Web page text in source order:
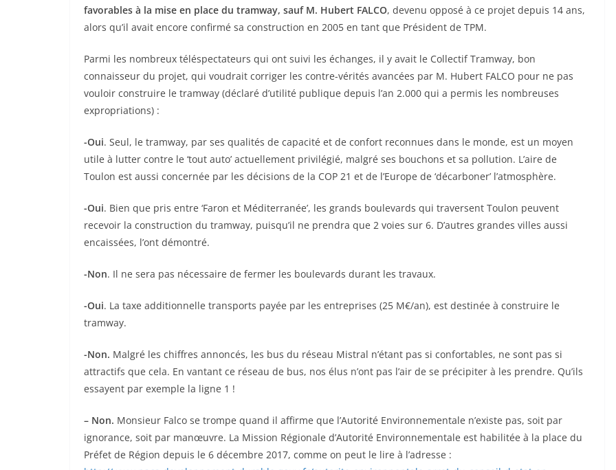
favorables à la mise en place du tramway, sauf M. Hubert FALCO, devenu opposé à ce projet depuis 14 ans,
alors qu’il avait encore confirmé sa construction en 2005 en tant que Président de TPM.
Parmi les nombreux téléspectateurs qui ont suivi les échanges, il y avait le Collectif Tramway, bon
connaisseur du projet, qui voudrait corriger les contre-vérités avancées par M. Hubert FALCO pour ne pas
vouloir construire le tramway (déclaré d’utilité publique depuis l’an 2.000 qui a permis les nombreuses
expropriations) :
-Oui. Seul, le tramway, par ses qualités de capacité et de confort reconnues dans le monde, est un moyen
utile à lutter contre le ‘tout auto’ actuellement privilégié, malgré ses bouchons et sa pollution. L’aire de
Toulon est aussi concernée par les décisions de la COP 21 et de l’Europe de ‘décarboner’ l’atmosphère.
-Oui. Bien que pris entre ‘Faron et Méditerranée’, les grands boulevards qui traversent Toulon peuvent
recevoir la construction du tramway, puisqu’il ne prendra que 2 voies sur 6. D’autres grandes villes aussi
encaissées, l’ont démontré.
-Non. Il ne sera pas nécessaire de fermer les boulevards durant les travaux.
-Oui. La taxe additionnelle transports payée par les entreprises (25 M€/an), est destinée à construire le
tramway.
-Non. Malgré les chiffres annoncés, les bus du réseau Mistral n’étant pas si confortables, ne sont pas si
attractifs que cela. En vantant ce réseau de bus, nos élus n’ont pas l’air de se précipiter à les prendre. Qu’ils
essayent par exemple la ligne 1 !
– Non. Monsieur Falco se trompe quand il affirme que l’Autorité Environnementale n’existe pas, soit par
ignorance, soit par manœuvre. La Mission Régionale d’Autorité Environnementale est habilitée à la place du
Préfet de Région depuis le 6 décembre 2017, comme on peut le lire à l’adresse :